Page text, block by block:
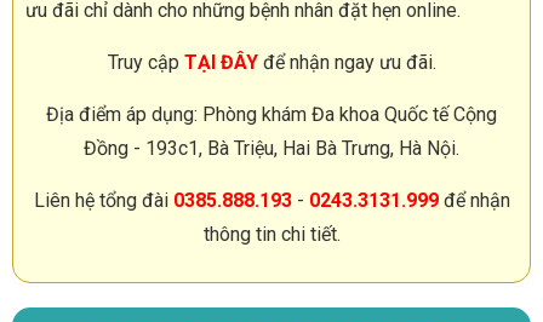
ưu đãi chỉ dành cho những bệnh nhân đặt hẹn online.
Truy cập TẠI ĐÂYđể nhận ngay ưu đãi.
Địa điểm áp dụng: Phòng khám Đa khoa Quốc tế Cộng
Đồng - 193c1, Bà Triệu, Hai Bà Trưng, Hà Nội.
Liên hệ tổng đài 0385.888.193- 0243.3131.999để nhận
thông tin chi tiết.